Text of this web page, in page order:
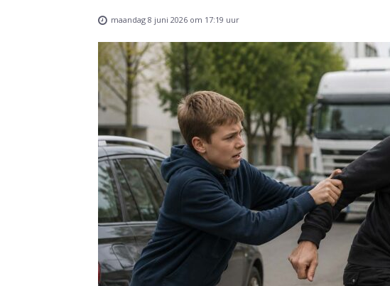
maandag 8 juni 2026 om 17:19 uur